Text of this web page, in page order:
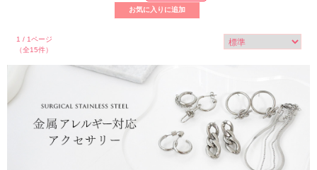
1 / 1ページ
（全15件）